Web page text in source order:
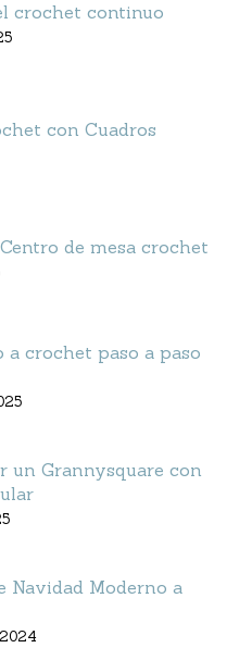
crochet continuo
con Cuadros
de mesa crochet
a crochet paso a paso
un Grannysquare con
Navidad Moderno a